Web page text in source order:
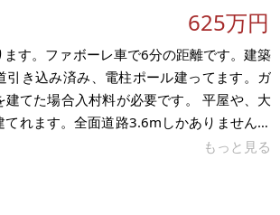
625万円
す。ファボーレ車で6分の距離です。建築
引き込み済み、電柱ポール建ってます。ガ
場合入村料が必要です。 平屋や、大
てれます。全面道路3.6mしかありません。
のみ 場所：富山市婦中町下井沢 土地：190
もっと見る